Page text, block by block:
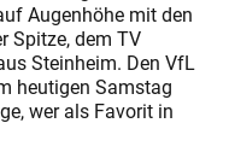
Augenhöhe mit den
Spitze, dem TV
Steinheim. Den VfL
heutigen Samstag
wer als Favorit in